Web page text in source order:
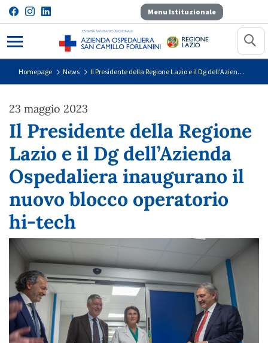
Menu Istituzionale
Il Presidente della Regione Lazio
Homepage News Il Presidente della Regione Lazio e il Dg dell’Azienda Ospedaliera inaugurano il nuovo blocco operatorio hi-tech
23 maggio 2023
Il Presidente della Regione
Lazio e il Dg dell’Azienda
Ospedaliera inaugurano il
nuovo blocco operatorio
hi-tech